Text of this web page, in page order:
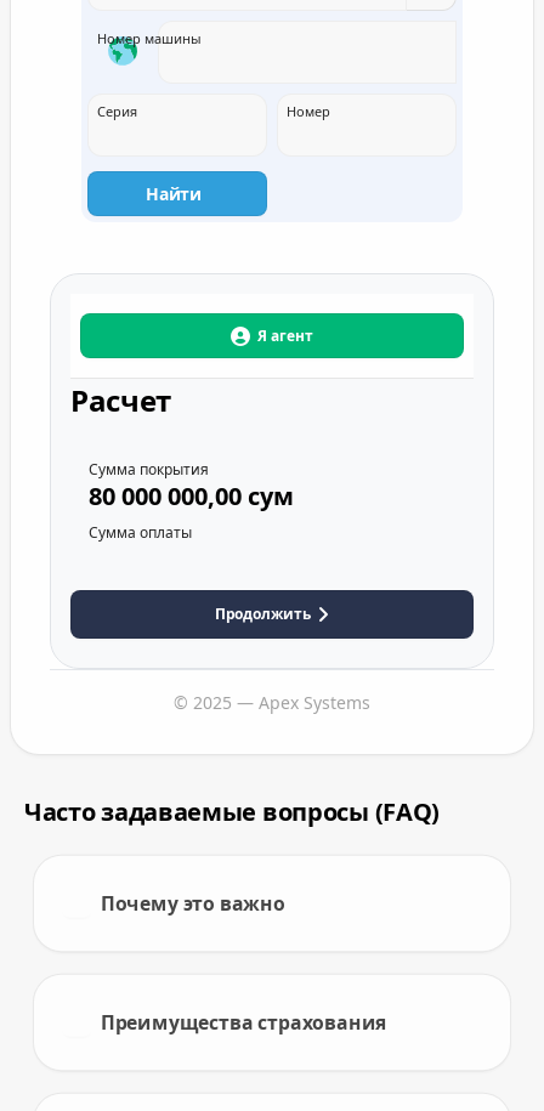
Номер машины
Серия Номер
Найти
Я агент
Расчет
Сумма покрытия
80 000 000,00 сум
Сумма оплаты
Продолжить
© 2025 — Apex Systems
Часто задаваемые вопросы (FAQ)
Почему это важно
Преимущества страхования